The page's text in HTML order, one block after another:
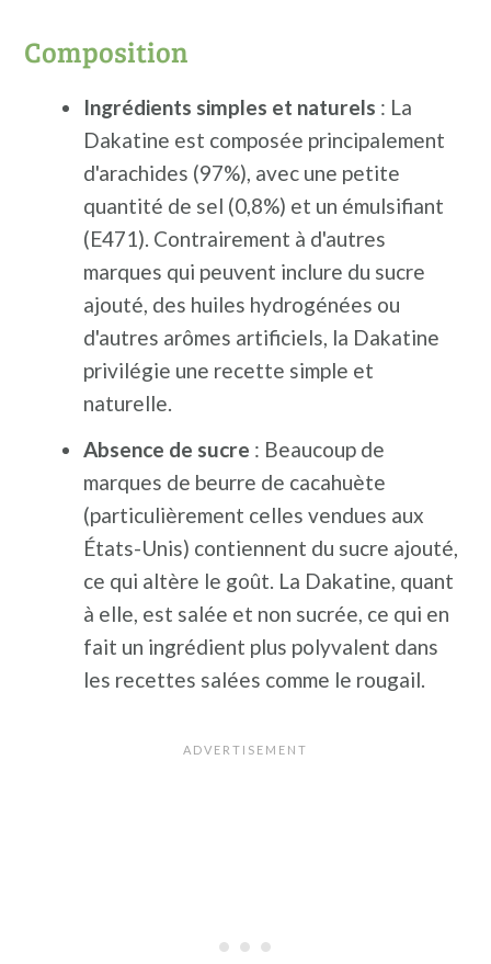
Composition
Ingrédients simples et naturels : La
Dakatine est composée principalement
d'arachides (97%), avec une petite
quantité de sel (0,8%) et un émulsifiant
(E471). Contrairement à d'autres
marques qui peuvent inclure du sucre
ajouté, des huiles hydrogénées ou
d'autres arômes artificiels, la Dakatine
privilégie une recette simple et
naturelle.
Absence de sucre : Beaucoup de
marques de beurre de cacahuète
(particulièrement celles vendues aux
États-Unis) contiennent du sucre ajouté,
ce qui altère le goût. La Dakatine, quant
à elle, est salée et non sucrée, ce qui en
fait un ingrédient plus polyvalent dans
les recettes salées comme le rougail.